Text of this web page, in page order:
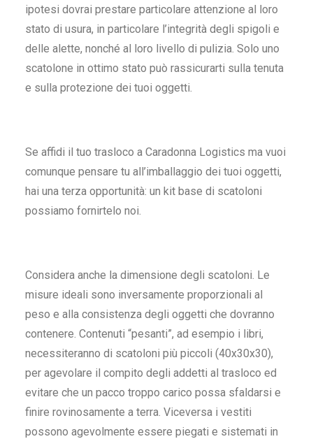
ipotesi dovrai prestare particolare attenzione al loro
stato di usura, in particolare l’integrità degli spigoli e
delle alette, nonché al loro livello di pulizia. Solo uno
scatolone in ottimo stato può rassicurarti sulla tenuta
e sulla protezione dei tuoi oggetti.
Se affidi il tuo trasloco a Caradonna Logistics ma vuoi
comunque pensare tu all’imballaggio dei tuoi oggetti,
hai una terza opportunità: un kit base di scatoloni
possiamo fornirtelo noi.
Considera anche la dimensione degli scatoloni. Le
misure ideali sono inversamente proporzionali al
peso e alla consistenza degli oggetti che dovranno
contenere. Contenuti “pesanti”, ad esempio i libri,
necessiteranno di scatoloni più piccoli (40x30x30),
per agevolare il compito degli addetti al trasloco ed
evitare che un pacco troppo carico possa sfaldarsi e
finire rovinosamente a terra. Viceversa i vestiti
possono agevolmente essere piegati e sistemati in